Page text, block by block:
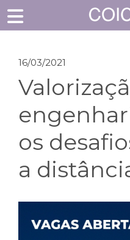
16/03/2021
os
a